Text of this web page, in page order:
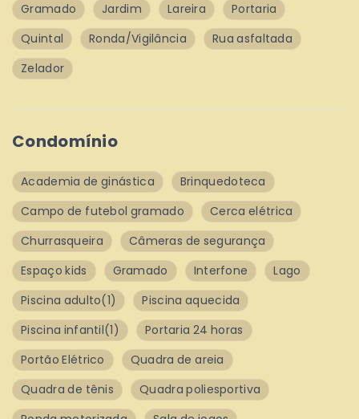
Gramado
Jardim Lareira
Portaria
Quintal
Ronda/Vigilância
Rua asfaltada
Zelador
Condomínio
Academia de ginástica
Brinquedoteca
Campo de futebol gramado
Cerca elétrica
Churrasqueira
Câmeras de segurança
Espaço kids
Gramado Interfone
Lago
Piscina adulto(1)
Piscina aquecida
Piscina infantil(1)
Portaria 24 horas
Portão Elétrico
Quadra de areia
Quadra de tênis
Quadra poliesportiva